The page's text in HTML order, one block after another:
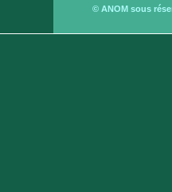
© ANOM sous